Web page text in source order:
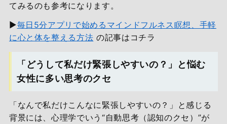
てみるのも参考になります。
▶毎日5分アプリで始めるマインドフルネス瞑想、手軽
に心と体を整える方法 の記事はコチラ
「どうして私だけ緊張しやすいの？」と悩む
女性に多い思考のクセ
「なんで私だけこんなに緊張しやすいの？」と感じる
背景には、心理学でいう“自動思考（認知のクセ）”が